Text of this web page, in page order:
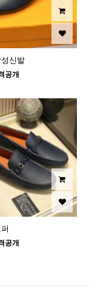
신발
공개
공개